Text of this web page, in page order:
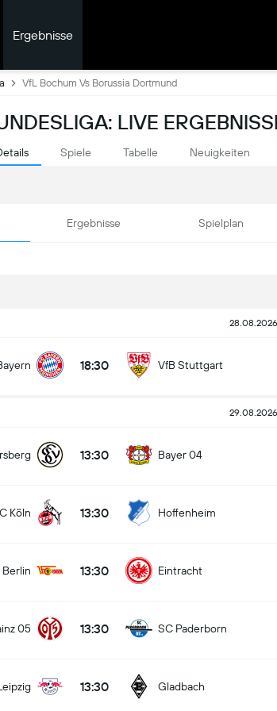
Ergebnisse
VfL Bochum Vs Borussia Dortmund
LIVE
Spiele Tabelle Neuigkeiten
Ergebnisse Spielplan
28.08.2026
18:30 VfB Stuttgart
29.08.2026
13:30 Bayer 04
Köln 13:30 Hoffenheim
Berlin 13:30 Eintracht
05 13:30 SC Paderborn
13:30 Gladbach